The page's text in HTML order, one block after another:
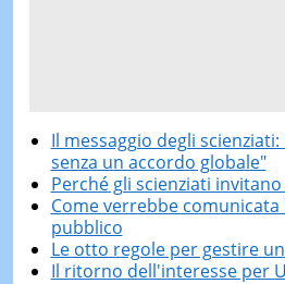
Il messaggio degli
senza un accordo globale"
Perché gli scienziati
Come verrebbe comunicata
pubblico
Le otto regole per gestire
Il ritorno dell'interesse per